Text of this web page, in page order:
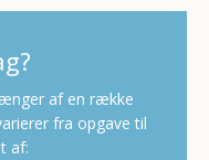
af en række
fra opgave til
af:​